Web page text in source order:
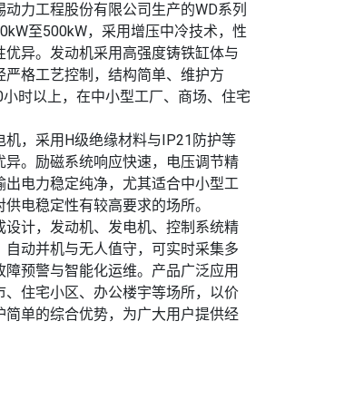
力工程股份有限公司生产的WD系列
至500kW，采用增压中冷技术，性
优异。发动机采用高强度铸铁缸体与
格工艺控制，结构简单、维护方
时以上，在中小型工厂、商场、住宅
机，采用H级绝缘材料与IP21防护等
。励磁系统响应快速，电压调节精
出电力稳定纯净，尤其适合中小型工
电稳定性有较高要求的场所。
计，发动机、发电机、控制系统精
自动并机与无人值守，可实时采集多
预警与智能化运维。产品广泛应用
住宅小区、办公楼宇等场所，以价
单的综合优势，为广大用户提供经